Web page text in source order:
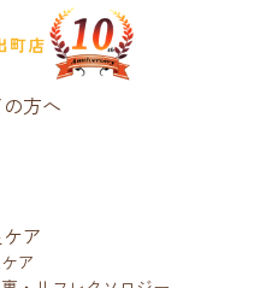
方へ
ア
ア